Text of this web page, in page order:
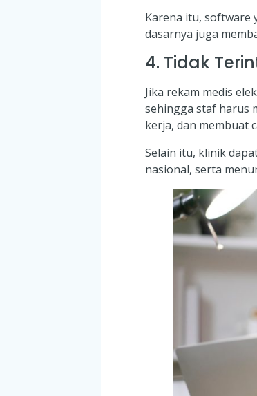
Karena itu, software
dasarnya juga
4. Tidak
Jika rekam medis
sehingga staf harus
kerja, dan membuat
Selain itu, klinik
nasional, serta